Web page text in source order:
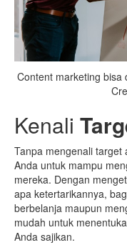
Content marketing bisa
Kenali T
Tanpa mengenali target
Anda untuk mampu
mereka. Dengan
apa ketertarikannya,
berbelanja maupun
mudah untuk
Anda sajikan.